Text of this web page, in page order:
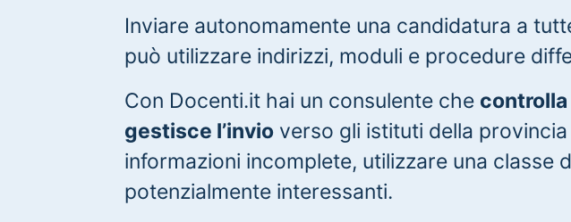
Inviare autonomamente una candidatura a
può utilizzare indirizzi, moduli e procedure
Con Docenti.it hai un consulente che controlla
gestisce l’invio verso gli istituti della
informazioni incomplete, utilizzare una
potenzialmente interessanti.